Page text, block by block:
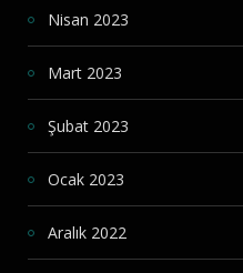
Nisan 2023
Mart 2023
Şubat 2023
Ocak 2023
Aralık 2022